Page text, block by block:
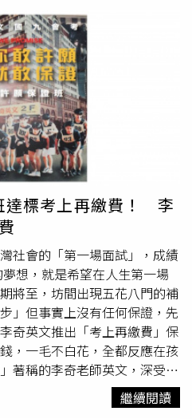
前標，英文100分頂標，數甲
較簡單的數乙45.2分則是後
理70分均標，公民74分頂
均標，生物75分前標，結果
優異，數理方面則相對較弱。
科系的最低錄取分數對比，發
最終只能考上台大人類學系
的醫學、電機、法律等則無法
、交大、成大等頂尖院校，依
。這支影片在網路上引發熱
ChatGPT-4o應考的方式上可
主要語言是英文，透過輸入中
謬。此外，如果提供一個大提
」方式作答，會造成ChatGPT
錯亂，造成回答的關聯性變
步拆開再提問，即使同時間人
能在極短的時間內給出精準的
達標考上再繳費！ 李
社會的「第一場面試」，成績
想，就是希望在人生第一場
將至，坊間出現五花八門的補
」但事實上沒有任何保證，先
奇英文推出「考上再繳費」保
，一毛不白花，全都反應在孩
著稱的李奇老師英文，深受學
保證班成為業界創舉。（圖
訓練」的李奇英文，名師李奇
繼續閱讀